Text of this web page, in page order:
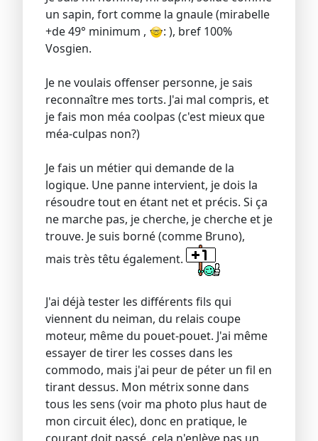
un sapin, fort comme la gnaule (mirabelle
+de 49° minimum ,
: ), bref 100%
Vosgien.
Je ne voulais offenser personne, je sais
reconnaître mes torts. J'ai mal compris, et
je fais mon méa coolpas (c'est mieux que
méa-culpas non?)
Je fais un métier qui demande de la
logique. Une panne intervient, je dois la
résoudre tout en étant net et précis. Si ça
ne marche pas, je cherche, je cherche et je
trouve. Je suis borné (comme Bruno),
mais très têtu également.
J'ai déjà tester les différents fils qui
viennent du neiman, du relais coupe
moteur, même du pouet-pouet. J'ai même
essayer de tirer les cosses dans les
commodo, mais j'ai peur de péter un fil en
tirant dessus. Mon métrix sonne dans
tous les sens (voir ma photo plus haut de
mon circuit élec), donc en pratique, le